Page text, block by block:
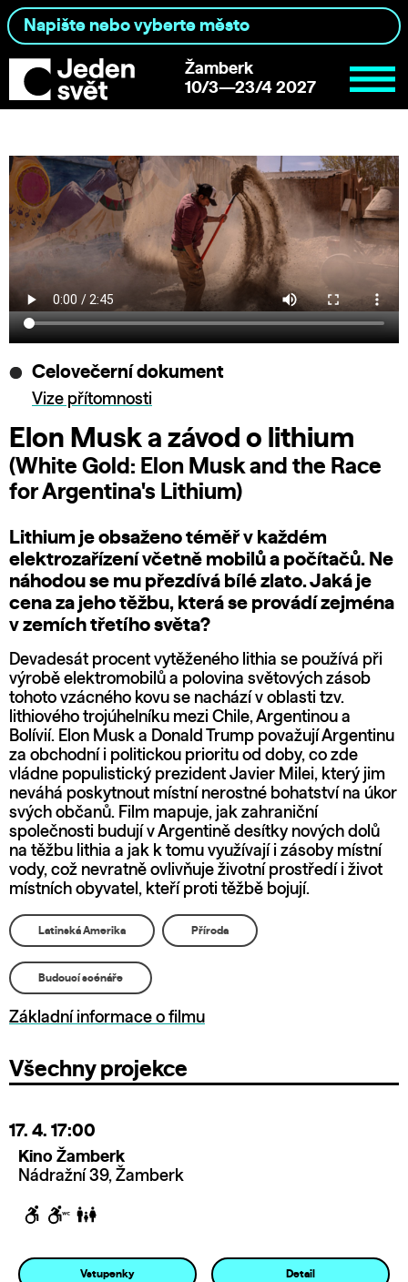
Žamberk
10/3—23/4 2027
Celovečerní dokument
Vize přítomnosti
Elon Musk a závod o lithium
(White Gold: Elon Musk and the Race
for Argentina's Lithium)
Lithium je obsaženo téměř v každém
elektrozařízení včetně mobilů a počítačů. Ne
náhodou se mu přezdívá bílé zlato. Jaká je
cena za jeho těžbu, která se provádí zejména
v zemích třetího světa?
Devadesát procent vytěženého lithia se používá při
výrobě elektromobilů a polovina světových zásob
tohoto vzácného kovu se nachází v oblasti tzv.
lithiového trojúhelníku mezi Chile, Argentinou a
Bolívií. Elon Musk a Donald Trump považují Argentinu
za obchodní i politickou prioritu od doby, co zde
vládne populistický prezident Javier Milei, který jim
neváhá poskytnout místní nerostné bohatství na úkor
svých občanů. Film mapuje, jak zahraniční
společnosti budují v Argentině desítky nových dolů
na těžbu lithia a jak k tomu využívají i zásoby místní
vody, což nevratně ovlivňuje životní prostředí i život
místních obyvatel, kteří proti těžbě bojují.
Latinská Amerika Příroda
Budoucí scénáře
Základní informace o filmu
Všechny projekce
17. 4. 17:00
Kino Žamberk
Nádražní 39, Žamberk
Vstupenky Detail